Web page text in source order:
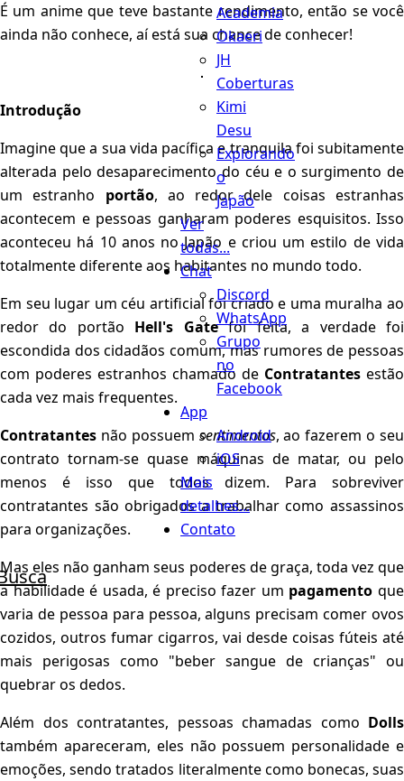
Academia
Okaeri
JH
Coberturas
Kimi
Desu
Explorando
o
Japão
Ver
todas...
Chat
Discord
WhatsApp
Grupo
no
Facebook
App
Android
iOS
Mais
detalhes...
Contato
É um anime que teve bastante rendimento, então se você
ainda não conhece, aí está sua chance de conhecer!
Introdução
Imagine que a sua vida pacífica e tranquila foi subitamente
alterada pelo desaparecimento do céu e o surgimento de
um estranho portão, ao redor dele coisas estranhas
acontecem e pessoas ganharam poderes esquisitos. Isso
aconteceu há 10 anos no Japão e criou um estilo de vida
totalmente diferente aos habitantes no mundo todo.
Em seu lugar um céu artificial foi criado e uma muralha ao
redor do portão Hell's Gatefoi feita, a verdade foi
escondida dos cidadãos comum, mas rumores de pessoas
com poderes estranhos chamado de Contratantes estão
cada vez mais frequentes.
Contratantes não possuem sentimentos, ao fazerem o seu
contrato tornam-se quase máquinas de matar, ou pelo
menos é isso que todos dizem. Para sobreviver
contratantes são obrigados a trabalhar como assassinos
para organizações.
Mas eles não ganham seus poderes de graça, toda vez que
a habilidade é usada, é preciso fazer um pagamentoque
varia de pessoa para pessoa, alguns precisam comer ovos
cozidos, outros fumar cigarros, vai desde coisas fúteis até
mais perigosas como "beber sangue de crianças" ou
quebrar os dedos.
Além dos contratantes, pessoas chamadas como Dolls
também apareceram, eles não possuem personalidade e
emoções, sendo tratados literalmente como bonecas, suas